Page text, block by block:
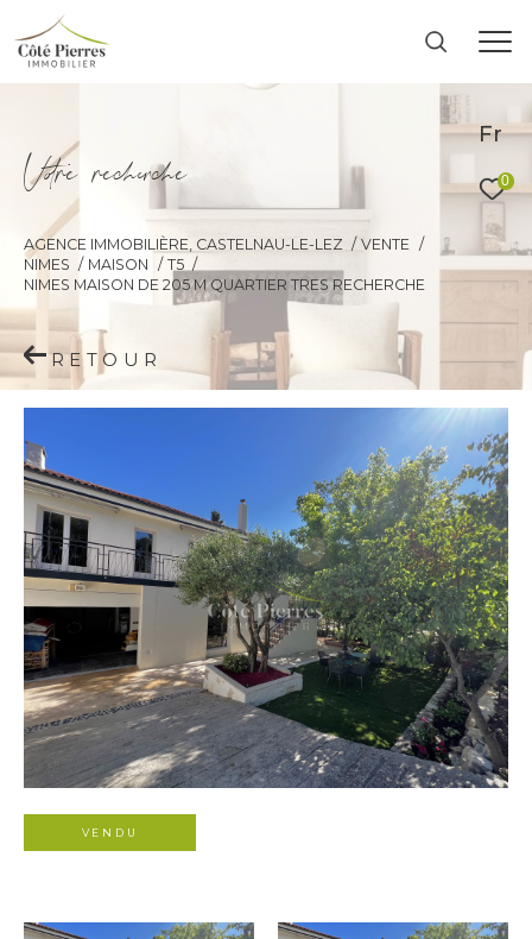
Fr
0
Vore recece
AGENCE IMMOBILIÈRE, CASTELNAU-LE-LEZ
VENTE
NIMES
MAISON
T5
NIMES MAISON DE 205 M QUARTIER TRES RECHERCHE
RETOUR
VENDU